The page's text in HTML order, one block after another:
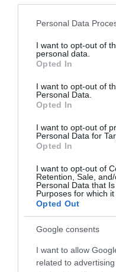
Please note that this
not limited to your visit or
grant or deny consent to
use your data for below
consent section.
Personal Data
I want to opt-out of
personal data.
Opted In
I want to opt-out of
Personal Data.
Opted In
I want to opt-out of
Personal Data for
Opted In
I want to opt-out of
Retention, Sale,
Personal Data that
Purposes for which it
Opted Out
Google consents
I want to allow
related to
Eva